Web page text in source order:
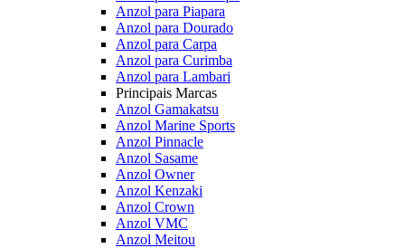
Anzol para Piapara
Anzol para Dourado
Anzol para Carpa
Anzol para Curimba
Anzol para Lambari
Principais Marcas
Anzol Gamakatsu
Anzol Marine Sports
Anzol Pinnacle
Anzol Sasame
Anzol Owner
Anzol Kenzaki
Anzol Crown
Anzol VMC
Anzol Meitou